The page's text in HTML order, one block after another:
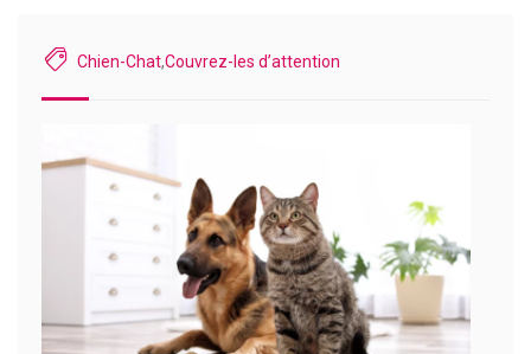
Chien-Chat,Couvrez-les d’attention